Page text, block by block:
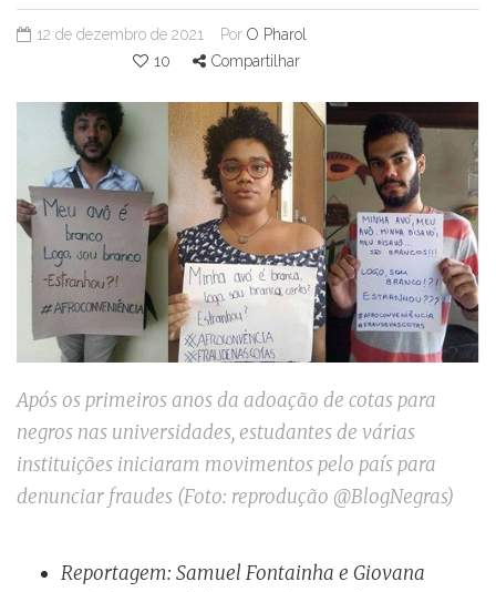
12 de dezembro de 2021 Por O Pharol
10
Compartilhar
Após os primeiros anos da adoação de cotas para
negros nas universidades, estudantes de várias
instituições iniciaram movimentos pelo país para
denunciar fraudes (Foto: reprodução @BlogNegras)
Reportagem: Samuel Fontainha e Giovana